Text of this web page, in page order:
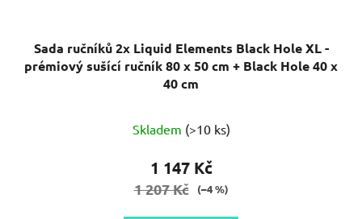
Sada ručníků 2x Liquid Elements Black Hole XL -
prémiový sušící ručník 80 x 50 cm + Black Hole 40 x
40 cm
hodnocení
produktu
je
Skladem (>10 ks)
1 147 Kč
1 207 Kč (–4 %)